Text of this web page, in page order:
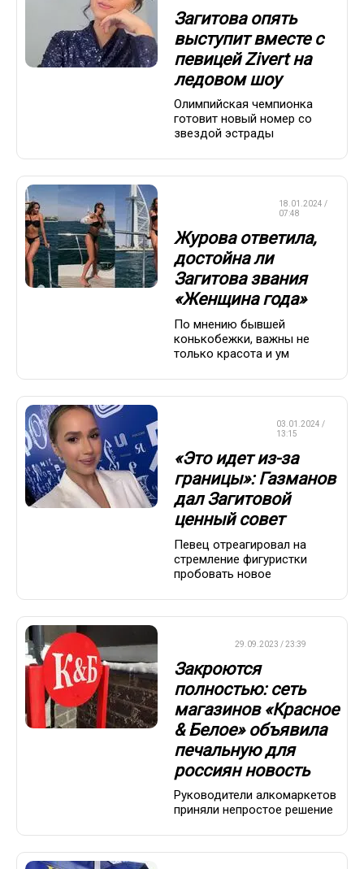
Загитова опять
выступит вместе с
певицей Zivert на
ледовом шоу
Олимпийская чемпионка
готовит новый номер со
звездой эстрады
18.01.2024 /
07:48
Журова ответила,
достойна ли
Загитова звания
«Женщина года»
По мнению бывшей
конькобежки, важны не
только красота и ум
03.01.2024 /
13:15
«Это идет из-за
границы»: Газманов
дал Загитовой
ценный совет
Певец отреагировал на
стремление фигуристки
пробовать новое
29.09.2023 / 23:39
Закроются
полностью: сеть
магазинов «Красное
& Белое» объявила
печальную для
россиян новость
Руководители алкомаркетов
приняли непростое решение